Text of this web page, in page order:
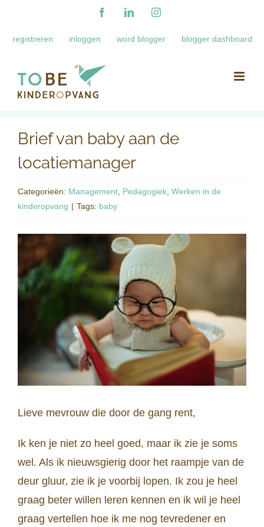
inhoud
FacebookLinkedInInstagram
registreren inloggen word blogger blogger dashboard
Brief van baby aan de
locatiemanager
Categorieën: Management Pedagogiek Werken in de
kinderopvang | Tags: baby
Lieve mevrouw die door de gang rent,
Ik ken je niet zo heel goed, maar ik zie je soms
wel. Als ik nieuwsgierig door het raampje van de
deur gluur, zie ik je voorbij lopen. Ik zou je heel
graag beter willen leren kennen en ik wil je heel
graag vertellen hoe ik me nog tevredener en